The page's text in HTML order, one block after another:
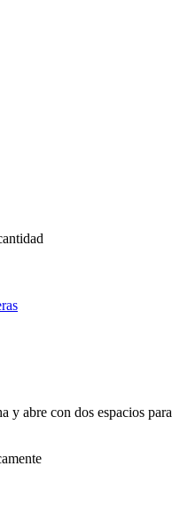
y abre con dos espacios para